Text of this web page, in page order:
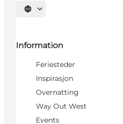
Velg språk
Information
Feriesteder
Inspirasjon
Overnatting
Way Out West
Events